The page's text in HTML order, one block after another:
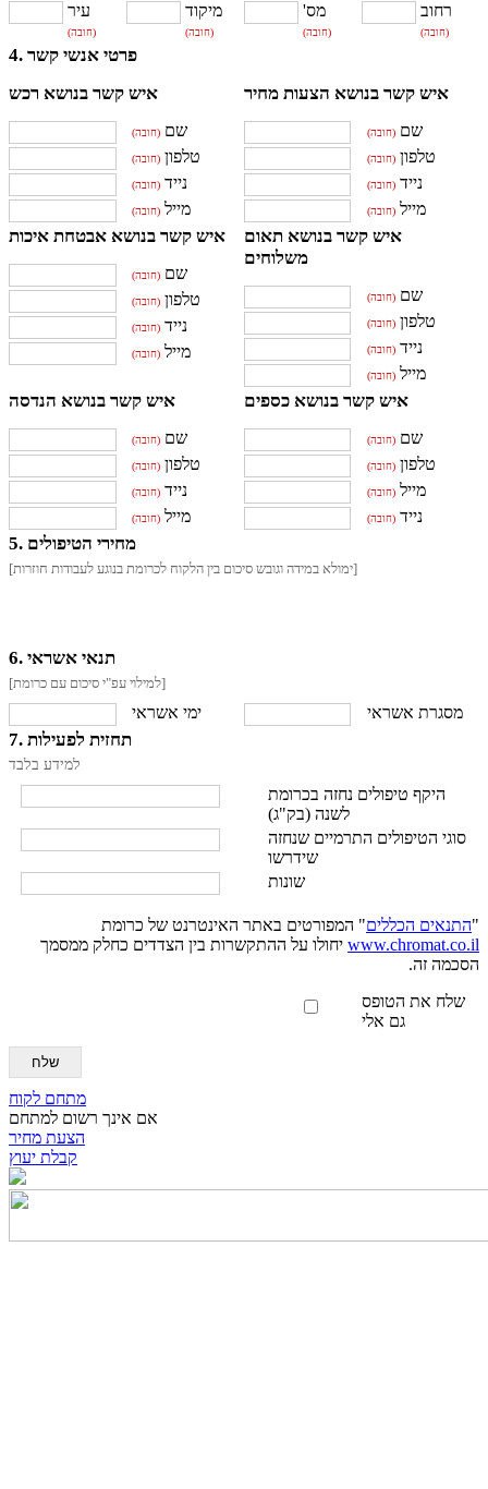
עיר
(חובה)
מיקוד
(חובה)
מס'
(חובה)
רחוב
(חובה)
4. פרטי אנשי קשר
איש קשר בנושא רכש
שם (חובה)
טלפון (חובה)
נייד (חובה)
מייל (חובה)
איש קשר בנושא הצעות מחיר
שם(חובה)
טלפון(חובה)
נייד(חובה)
מייל(חובה)
איש קשר בנושא אבטחת איכות
שם (חובה)
טלפון (חובה)
נייד (חובה)
מייל (חובה)
איש קשר בנושא תאום
משלוחים
שם(חובה)
טלפון(חובה)
נייד(חובה)
מייל(חובה)
איש קשר בנושא הנדסה
שם (חובה)
טלפון (חובה)
נייד (חובה)
מייל (חובה)
איש קשר בנושא כספים
שם(חובה)
טלפון(חובה)
מייל(חובה)
נייד(חובה)
5. מחירי הטיפולים
[ימולא במידה וגובש סיכום בין הלקוח לכרומת בנוגע לעבודות חוזרות]
6. תנאי אשראי
[למילוי עפ"י סיכום עם כרומת]
ימי אשראי מסגרת אשראי
7. תחזית לפעילות
למידע בלבד
היקף טיפולים נחזה בכרומת
לשנה (בק"ג)
סוגי הטיפולים התרמיים שנחזה
שידרשו
שונות
"התנאים הכללים" המפורטים באתר האינטרנט של כרומת
www.chromat.co.il יחולו על ההתקשרות בין הצדדים כחלק ממסמך
הסכמה זה.
שלח את הטופס
גם אלי
שלח
מתחם לקוח
אם אינך רשום למתחם
הצעת מחיר
קבלת יעוץ